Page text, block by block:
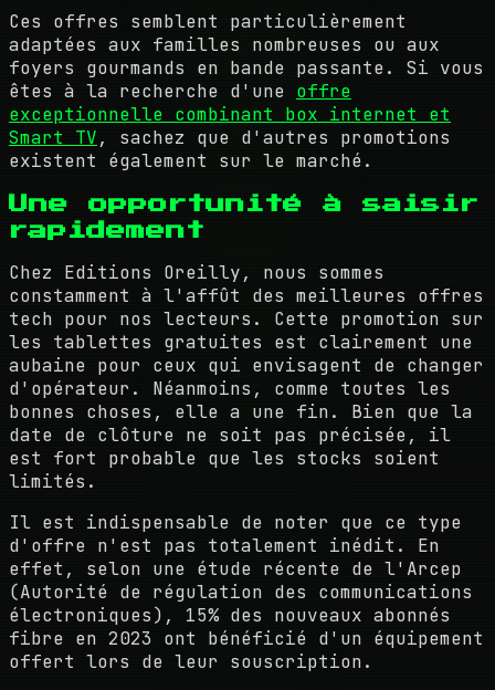
Ces offres semblent particulièrement
adaptées aux familles nombreuses ou aux
foyers gourmands en bande passante. Si vous
êtes à la recherche d'une offre
exceptionnelle combinant box internet et
Smart TV, sachez que d'autres promotions
existent également sur le marché.
Une opportunité à saisir
rapidement
Chez Editions Oreilly, nous sommes
constamment à l'affût des meilleures offres
tech pour nos lecteurs. Cette promotion sur
les tablettes gratuites est clairement une
aubaine pour ceux qui envisagent de changer
d'opérateur. Néanmoins, comme toutes les
bonnes choses, elle a une fin. Bien que la
date de clôture ne soit pas précisée, il
est fort probable que les stocks soient
limités.
Il est indispensable de noter que ce type
d'offre n'est pas totalement inédit. En
effet, selon une étude récente de l'Arcep
(Autorité de régulation des communications
électroniques), 15% des nouveaux abonnés
fibre en 2023 ont bénéficié d'un équipement
offert lors de leur souscription.